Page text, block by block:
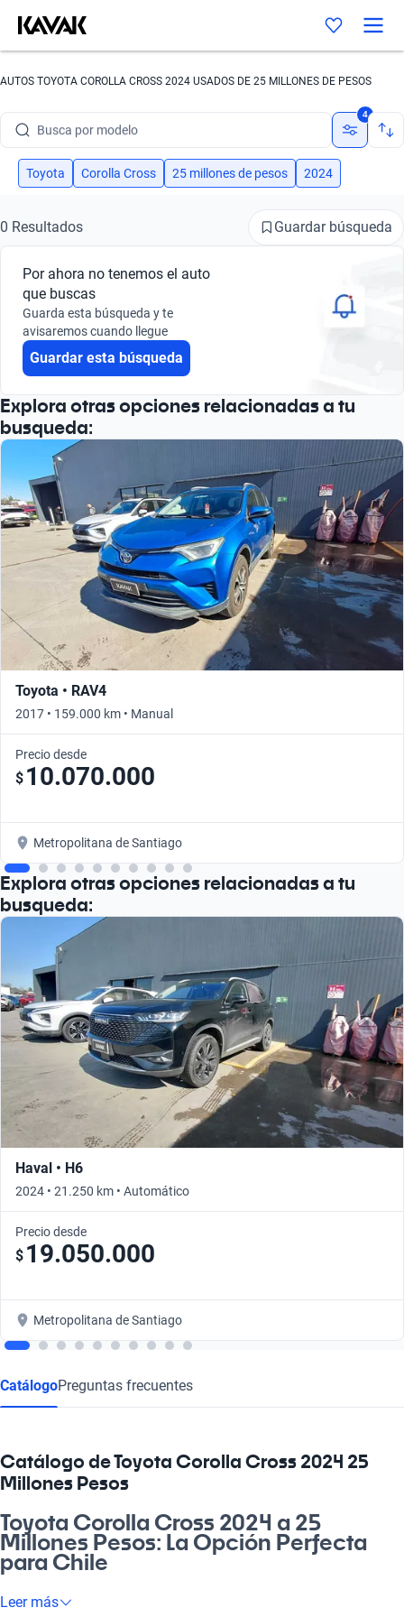
AUTOS TOYOTA COROLLA CROSS 2024 USADOS DE 25 MILLONES DE PESOS
Busca por modelo
Busca por versión
Busca por marca
Busca por modelo
Busca por versión
4
Toyota Corolla Cross 25 millones de pesos 2024
0 Resultados Guardar búsqueda
Por ahora no tenemos el auto
que buscas
Guarda esta búsqueda y te
avisaremos cuando llegue
Guardar esta búsqueda
Explora otras opciones relacionadas a tu
busqueda:
Toyota • RAV4
2017 • 159.000 km • Manual
Precio desde
$ 10.070.000
Metropolitana de Santiago
Explora otras opciones relacionadas a tu
busqueda:
Haval • H6
2024 • 21.250 km • Automático
Precio desde
$ 19.050.000
Metropolitana de Santiago
CatálogoPreguntas frecuentes
Catálogo de Toyota Corolla Cross 2024 25
Millones Pesos
Toyota Corolla Cross 2024 a 25
Millones Pesos: La Opción Perfecta
para Chile
Con el Toyota Corolla Cross 2024 a 25 millones de pesos, vas a
Leer más